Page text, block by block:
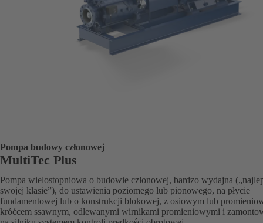
Pompa budowy członowej
MultiTec Plus
Pompa wielostopniowa o budowie członowej, bardzo wydajna
swojej klasie”), do ustawienia poziomego lub pionowego, na płycie
fundamentowej lub o konstrukcji blokowej, z osiowym lub
króćcem ssawnym, odlewanymi wirnikami promieniowymi i